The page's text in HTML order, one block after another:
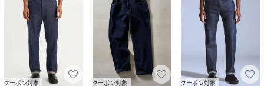
クーポン対象 クーポン対象 クーポン対象